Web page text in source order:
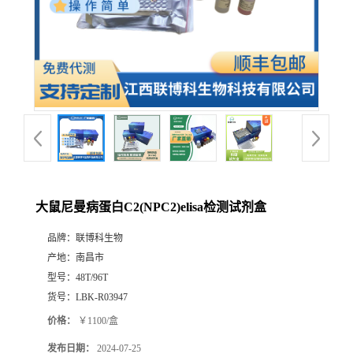
大鼠尼曼病蛋白C2(NPC2)elisa检测试剂盒
品牌： 联博科生物
产地： 南昌市
型号： 48T/96T
货号： LBK-R03947
价格： ￥1100/盒
发布日期： 2024-07-25